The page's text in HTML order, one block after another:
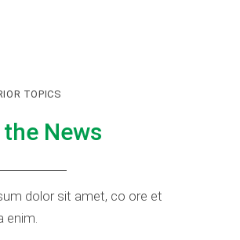
TOPICS
the News
dolor sit amet, co ore et
enim.